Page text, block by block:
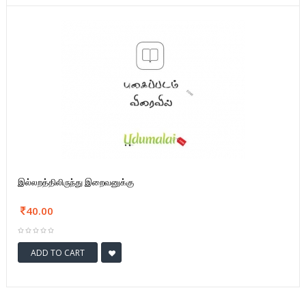
இல்லறத்திலிருந்து இறைவனுக்கு
40.00
ADD TO CART